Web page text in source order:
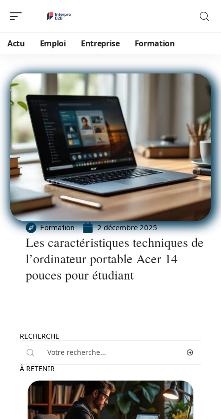
Actu Emploi Entreprise Formation
Formation 2 décembre 2025
Les caractéristiques techniques de
l’ordinateur portable Acer 14
pouces pour étudiant
RECHERCHE
À RETENIR